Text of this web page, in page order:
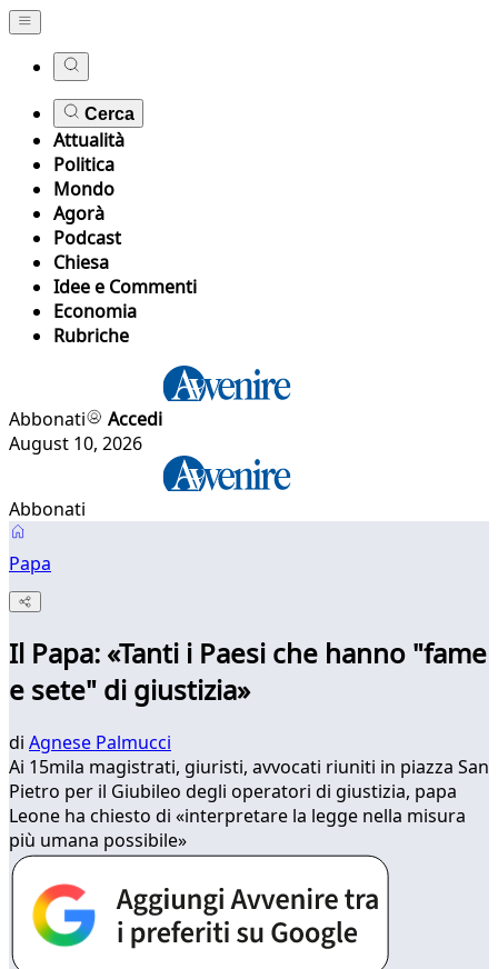
Cerca
Attualità
Politica
Mondo
Agorà
Podcast
Chiesa
Idee e Commenti
Economia
Rubriche
Abbonati
Accedi
August 10, 2026
Abbonati
Papa
Il Papa: «Tanti i Paesi che hanno "fame
e sete" di giustizia»
di Agnese Palmucci
Ai 15mila magistrati, giuristi, avvocati riuniti in piazza San
Pietro per il Giubileo degli operatori di giustizia, papa
Leone ha chiesto di «interpretare la legge nella misura
più umana possibile»